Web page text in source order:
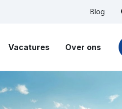
Vacatures Over ons
Blog